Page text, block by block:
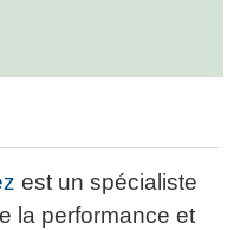
est un spécialiste
la performance et